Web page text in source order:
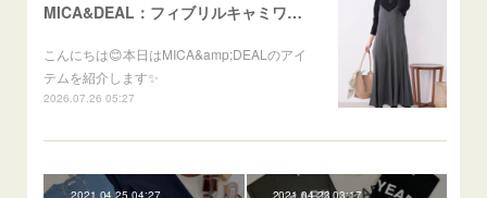
MICA&DEAL：フィブリルキャミワンピース
こんにちは😊本日はMICA&amp;DEALのアイ
テムを紹介します✨
2026.07.26 05:27
2021.04.25 04:27 2021.04.23 03:17